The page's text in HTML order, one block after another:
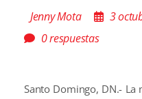
Jenny Mota
3
0 respuestas
Santo Domingo, DN.- La